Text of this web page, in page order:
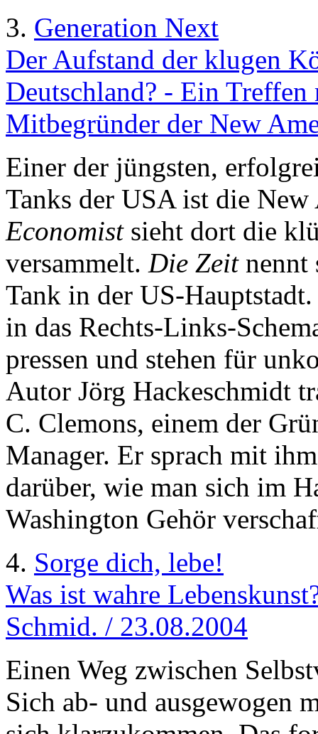
3. Generation Next
Der Aufstand der klugen
Deutschland? - Ein
Mitbegründer der New
Einer der jüngsten,
Tanks der USA ist die
Economistsieht dort die
versammelt. Die Zeit nennt
Tank in der US-
in das Rechts-Links-
pressen und stehen für
Autor Jörg Hackeschmidt
C. Clemons, einem der
Manager. Er sprach mit
darüber, wie man sich im
Washington Gehör
4. Sorge dich, lebe!
Was ist wahre
Schmid. / 23.08.2004
Einen Weg zwischen
Sich ab- und ausgewogen